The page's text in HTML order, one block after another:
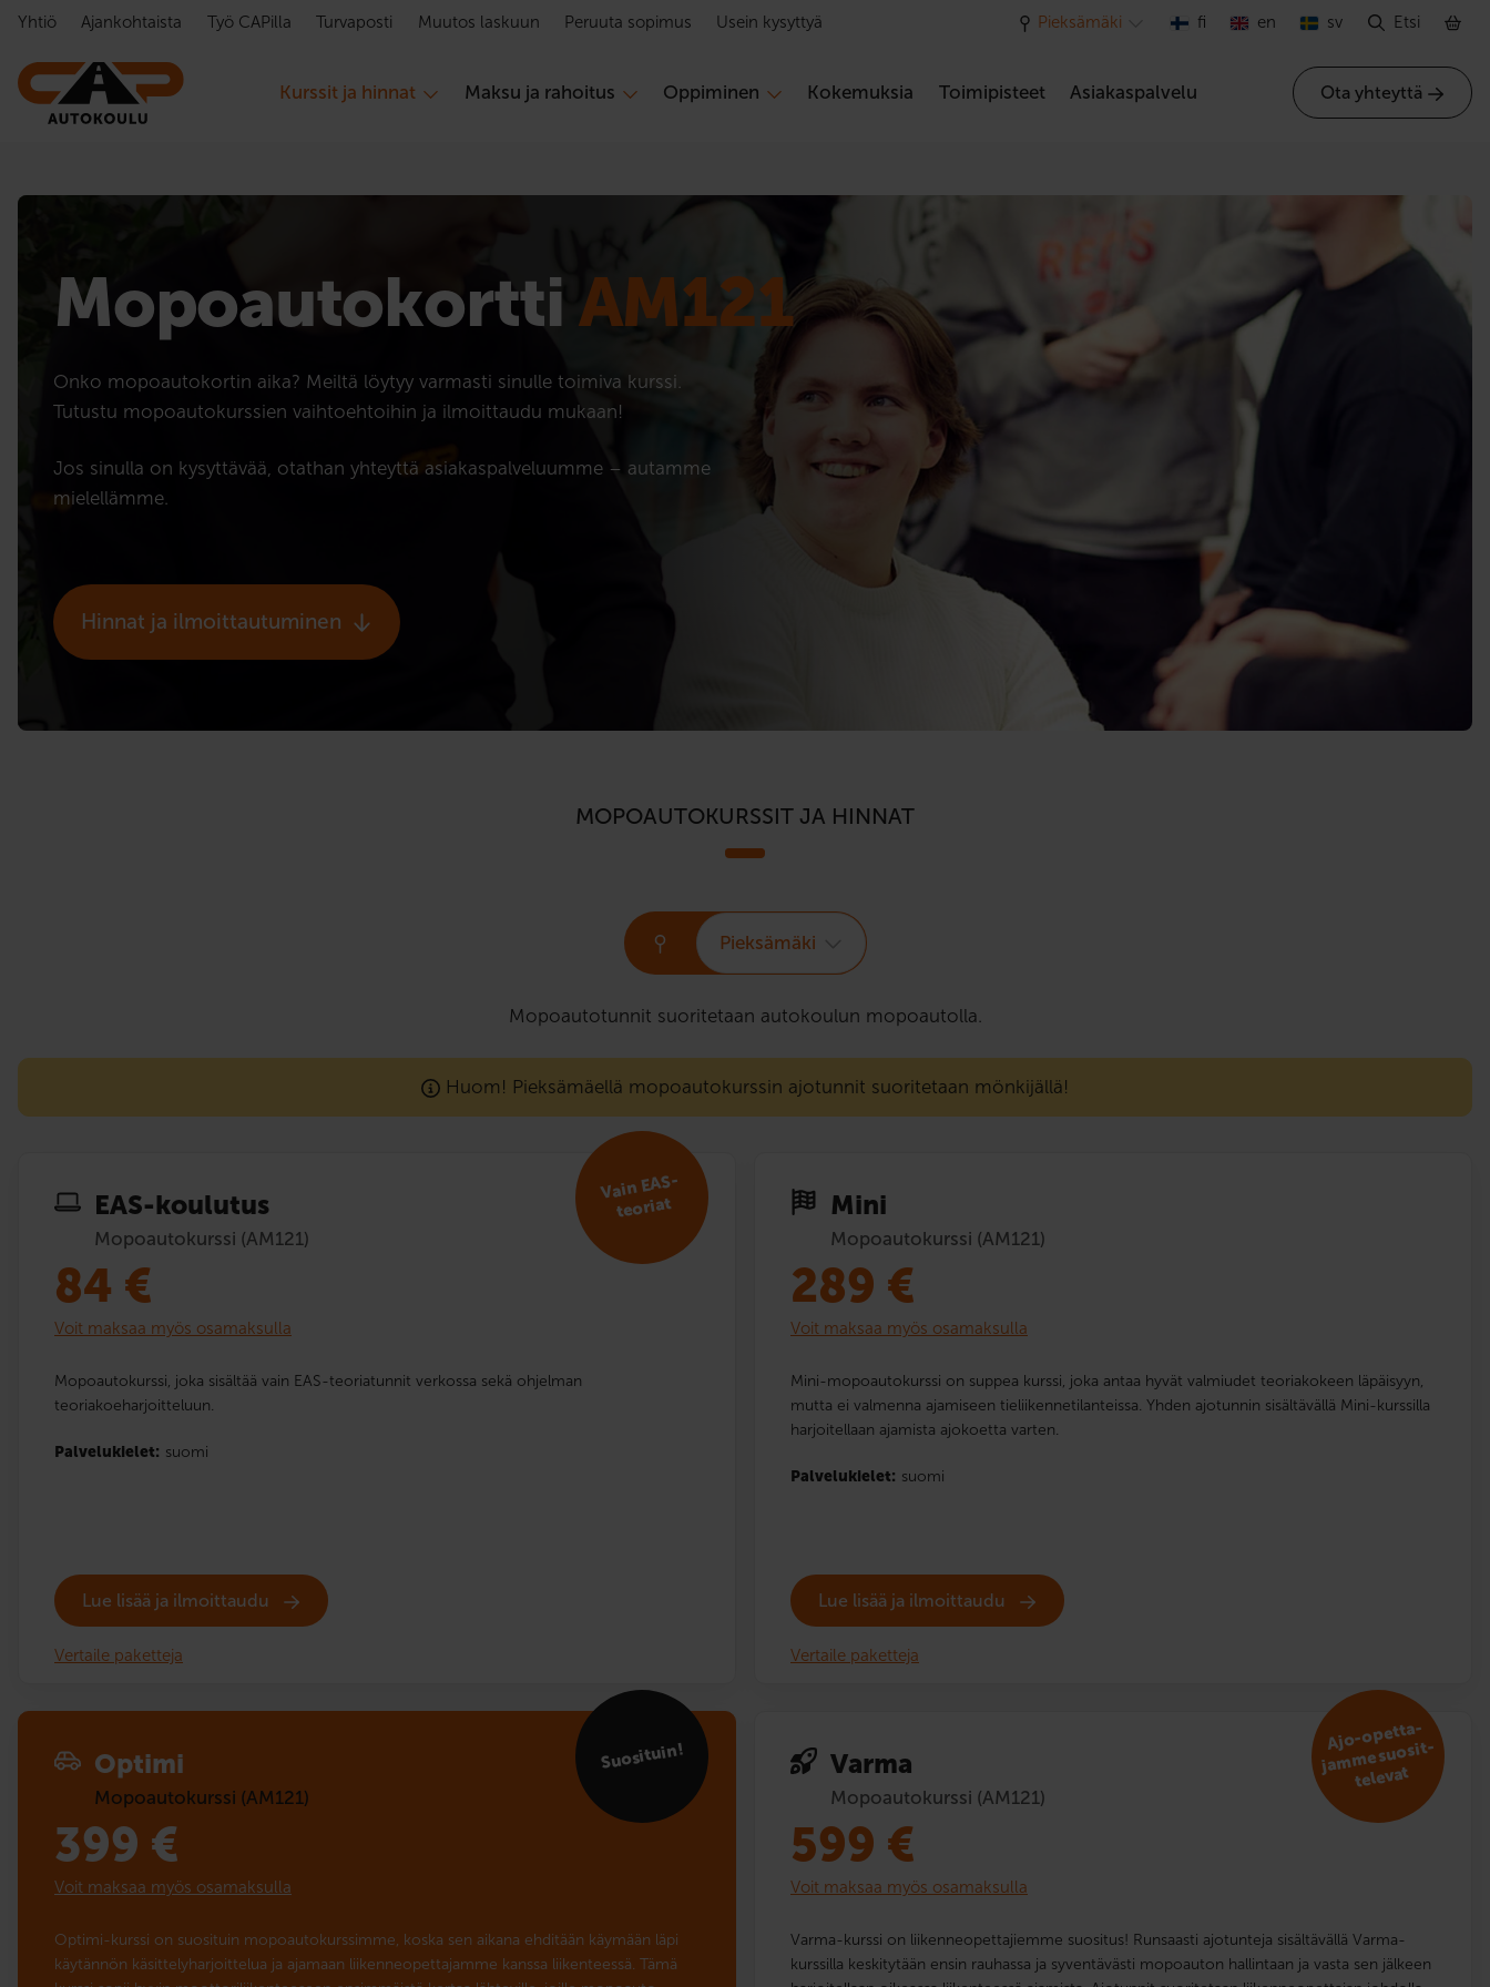
Hyppää sisältöön
Kurssit ja hinnat Maksu ja rahoitus Oppiminen Kokemuksia Toimipisteet Asiakaspalvelu Ota yhteyttä
Yhtiö Ajankohtaista Työ CAPilla Turvaposti Muutos laskuun Peruuta sopimus Usein kysyttyä Pieksämäki fi en sv Etsi
Mopoauto­kortti AM121
Onko mopoautokortin aika? Meiltä löytyy varmasti sinulle toimiva kurssi.
Tutustu mopoautokurssien vaihtoehtoihin ja ilmoittaudu mukaan!
Jos sinulla on kysyttävää, otathan yhteyttä asiakaspalveluumme – autamme
mielellämme.
Hinnat ja ilmoittautuminen
MOPOAUTOKURSSIT JA HINNAT
Pieksämäki
Mopoautotunnit suoritetaan autokoulun mopoautolla.
Huom! Pieksämäellä mopoautokurssin ajotunnit suoritetaan mönkijällä!
EAS-koulutus
Mopoautokurssi (AM121)
Vain EAS-
teoriat
84 €
Voit maksaa myös osamaksulla
Mopoautokurssi, joka sisältää vain EAS-teoriatunnit verkossa sekä ohjelman
teoriakoeharjoitteluun.
Palvelukielet: suomi
Lue lisää ja ilmoittaudu
Vertaile paketteja
Mini
Mopoautokurssi (AM121)
289 €
Voit maksaa myös osamaksulla
Mini-mopoautokurssi on suppea kurssi, joka antaa hyvät valmiudet teoriakokeen läpäisyyn,
mutta ei valmenna ajamiseen tieliikennetilanteissa. Yhden ajotunnin sisältävällä Mini-kurssilla
harjoitellaan ajamista ajokoetta varten.
Palvelukielet: suomi
Lue lisää ja ilmoittaudu
Vertaile paketteja
Optimi
Mopoautokurssi (AM121)
Suosituin!
399 €
Voit maksaa myös osamaksulla
Optimi-kurssi on suosituin mopoautokurssimme, koska sen aikana ehditään käymään läpi
käytännön käsittelyharjoittelua ja ajamaan liikenneopettajamme kanssa liikenteessä. Tämä
Varma
Mopoautokurssi (AM121)
A
jo-opetta­
ja
m
me suosit­
televat
599 €
Voit maksaa myös osamaksulla
Varma-kurssi on liikenneopettajiemme suositus! Runsaasti ajotunteja sisältävällä Varma-
kurssilla keskitytään ensin rauhassa ja syventävästi mopoauton hallintaan ja vasta sen jälkeen